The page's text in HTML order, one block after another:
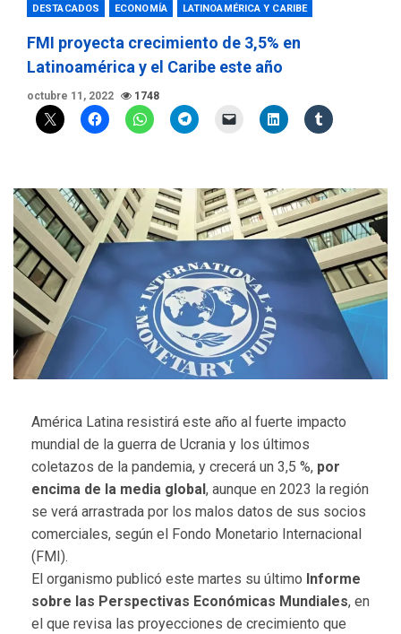
DESTACADOS ECONOMÍA LATINOAMÉRICA Y CARIBE
FMI proyecta crecimiento de 3,5% en
Latinoamérica y el Caribe este año
octubre 11, 2022 1748
América Latina resistirá este año al fuerte impacto
mundial de la guerra de Ucrania y los últimos
coletazos de la pandemia, y crecerá un 3,5 %, por
encima de la media global, aunque en 2023 la región
se verá arrastrada por los malos datos de sus socios
comerciales, según el Fondo Monetario Internacional
(FMI).
El organismo publicó este martes su último Informe
sobre las Perspectivas Económicas Mundiales, en
el que revisa las proyecciones de crecimiento que